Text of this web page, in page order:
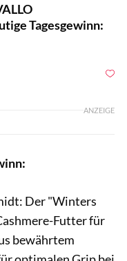
Tagesgewinn:
ANZEIGE
Der "Winters
Futter für
bewährtem